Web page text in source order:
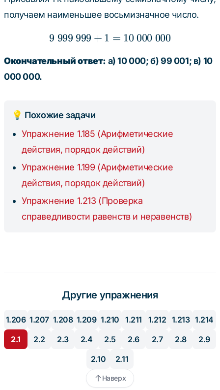
999
получаем наименьшее восьмизначное число.
9 \ 999 \ 999 + 1 = 10
9 999 999 + 1 = 10 000 000
Окончательный ответ: а) 10 000; б) 99 001; в) 10
000 000.
💡 Похожие задачи
Упражнение 1.185 (Арифметические
действия, порядок действий)
Упражнение 1.199 (Арифметические
действия, порядок действий)
Упражнение 1.213 (Проверка
справедливости равенств и неравенств)
Другие упражнения
1.206 1.207 1.208 1.209 1.210 1.211 1.212 1.213 1.214
2.1
2.2 2.3 2.4 2.5 2.6 2.7 2.8
2.9
2.10
2.11
Наверх